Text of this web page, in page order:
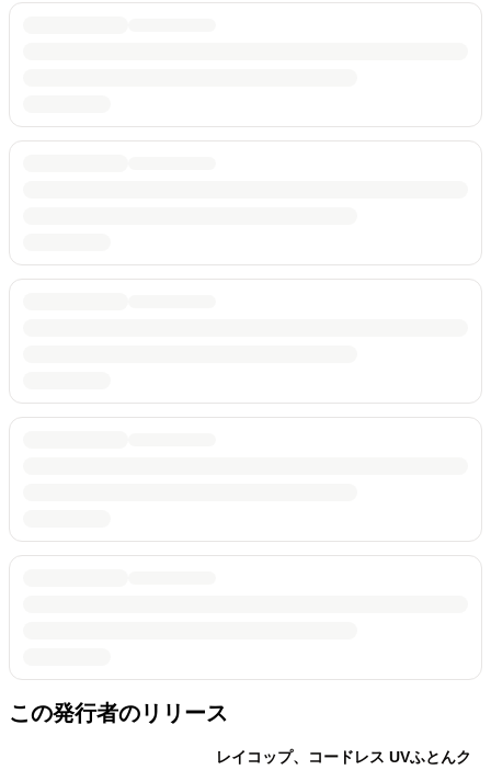
この発行者のリリース
レイコップ、コードレス UVふとんク